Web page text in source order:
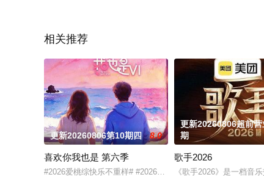
相关推荐
更新20260806第10期四 8.0
喜欢你我也是 第六季
#2026爱桃综快乐不重样# #2026爱奇艺新生片单# #喜欢你我
更新20260806超前营
期
歌手2026
《歌手2026》是一档音